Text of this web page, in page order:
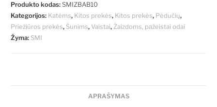
Produkto kodas:SMIZBAB10
Kategorijos: Katėms, Kitos prekės, Kitos prekės, Pėdučių,
Priežiūros prekės, Šunims, Vaistai, Žaizdoms, pažeistai odai
Žyma: SMI
APRAŠYMAS